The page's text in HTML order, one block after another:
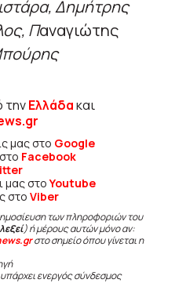
Δημήτρης
Παναγιώτης
τηνΕλλάδακαι
μας στο Google
Facebook
μας στοYoutube
στο Viber
των πληροφοριών του
) ή μέρους αυτών μόνο αν:
στο σημείο όπου γίνεται η
ενεργός σύνδεσμος